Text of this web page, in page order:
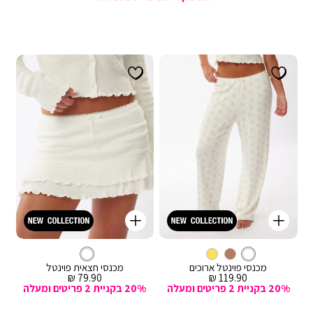
קנייה
מהירה
צבע
לבן
מכנסי פוינטל ארוכים
מחיר
מכירה
119.90 ₪
20% בקניית 2 פריטים ומעלה
מכנסיים
ארוכים
קנייה
מהירה
צבע
לבן
מכנסי חצאית פוינטל
מחיר
מכירה
79.90 ₪
20% בקניית 2 פריטים ומעלה
חצאיות